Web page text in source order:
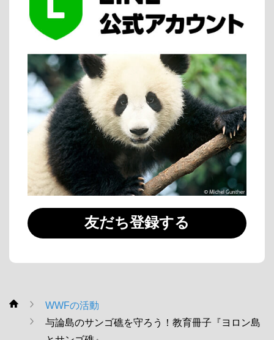
友だち登録する
WWF
WWFの活動
与論島のサンゴ礁を守ろう！教育冊子『ヨロン島